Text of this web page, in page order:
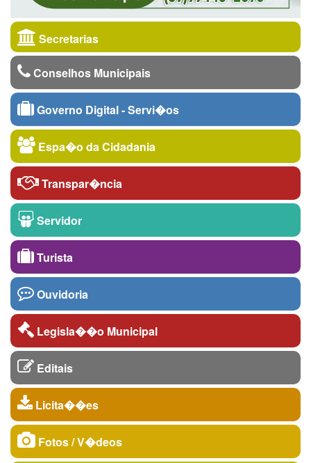
Secretarias
Conselhos Municipais
Governo Digital - Servi�os
Espa�o da Cidadania
Transpar�ncia
Servidor
Turista
Ouvidoria
Legisla��o Municipal
Editais
Licita��es
Fotos / V�deos